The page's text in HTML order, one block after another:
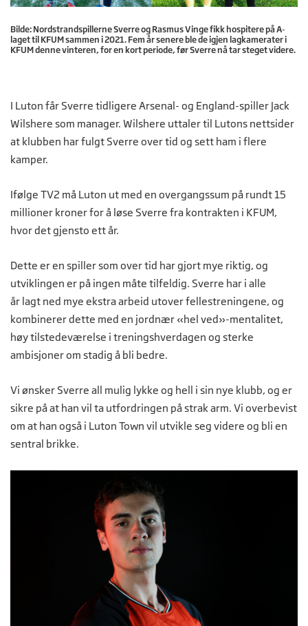
Bilde: Nordstrandspillerne Sverre og Rasmus Vinge fikk hospitere på A-
laget til KFUM sammen i 2021. Fem år senere ble de igjen lagkamerater i
KFUM denne vinteren, for en kort periode, før Sverre nå tar steget videre.
I Luton får Sverre tidligere Arsenal- og England-spiller Jack
Wilshere som manager. Wilshere uttaler til Lutons nettsider
at klubben har fulgt Sverre over tid og sett ham i flere
kamper.
Ifølge TV2 må Luton ut med en overgangssum på rundt 15
millioner kroner for å løse Sverre fra kontrakten i KFUM,
hvor det gjensto ett år.
Dette er en spiller som over tid har gjort mye riktig, og
utviklingen er på ingen måte tilfeldig. Sverre har i alle
år lagt ned mye ekstra arbeid utover fellestreningene, og
kombinerer dette med en jordnær «hel ved»-mentalitet,
høy tilstedeværelse i treningshverdagen og sterke
ambisjoner om stadig å bli bedre.
Vi ønsker Sverre all mulig lykke og hell i sin nye klubb, og er
sikre på at han vil ta utfordringen på strak arm. Vi overbevist
om at han også i Luton Town vil utvikle seg videre og bli en
sentral brikke.